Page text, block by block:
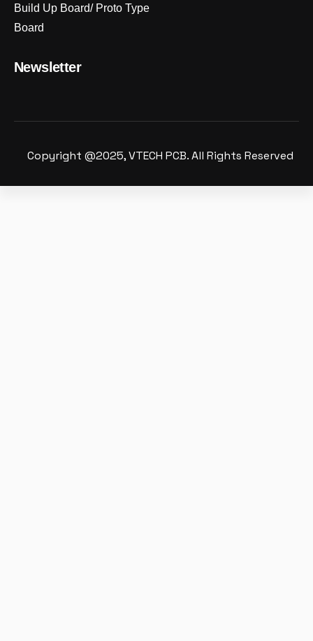
Build Up Board/ Proto Type
Board
Newsletter
Copyright @2025, VTECH PCB. All Rights Reserved